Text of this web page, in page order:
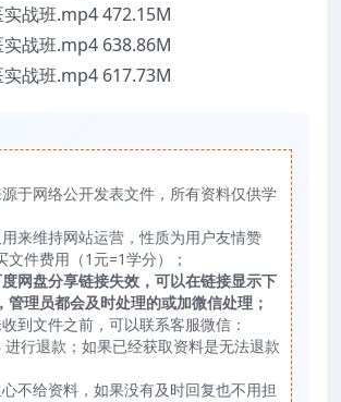
战班.mp4 472.15M
战班.mp4 638.86M
战班.mp4 617.73M
源于网络公开发表文件，所有资料仅供学
用来维持网站运营，性质为用户友情赞
文件费用（1元=1学分）；
网盘分享链接失效，可以在链接显示下
管理员都会及时处理的或加微信处理；
收到文件之前，可以联系客服微信：
行退款；如果已经获取资料是无法退款
心不给资料，如果没有及时回复也不用担